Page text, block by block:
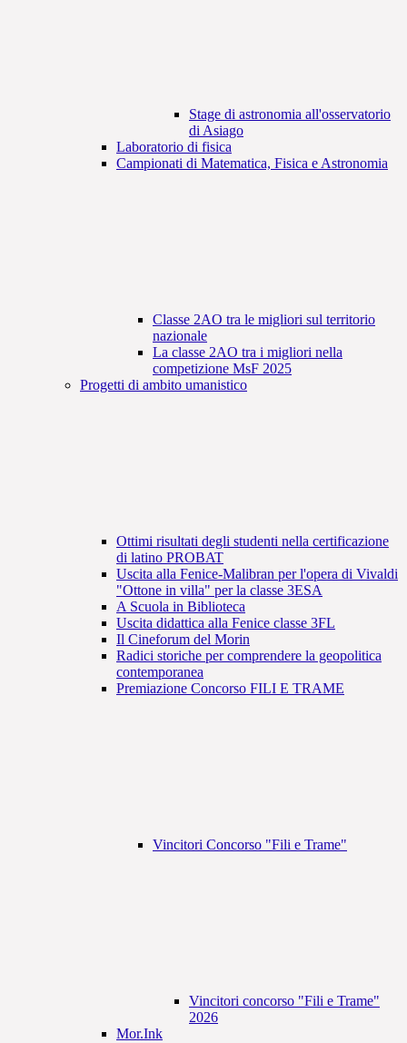
Stage di astronomia all'osservatorio
di Asiago
Laboratorio di fisica
Campionati di Matematica, Fisica e Astronomia
Classe 2AO tra le migliori sul territorio
nazionale
La classe 2AO tra i migliori nella
competizione MsF 2025
Progetti di ambito umanistico
Ottimi risultati degli studenti nella certificazione
di latino PROBAT
Uscita alla Fenice-Malibran per l'opera di Vivaldi
"Ottone in villa" per la classe 3ESA
A Scuola in Biblioteca
Uscita didattica alla Fenice classe 3FL
Il Cineforum del Morin
Radici storiche per comprendere la geopolitica
contemporanea
Premiazione Concorso FILI E TRAME
Vincitori Concorso "Fili e Trame"
Vincitori concorso "Fili e Trame"
2026
Mor.Ink